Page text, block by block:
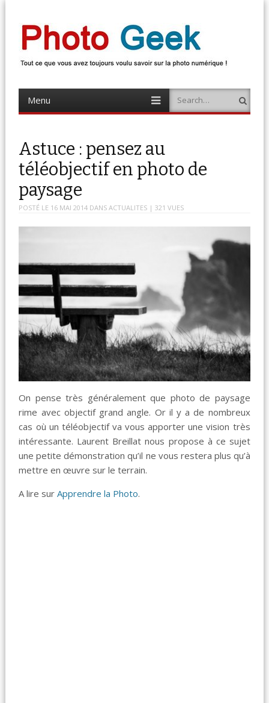
Photo Geek
Menu
content
Search
Astuce : pensez au
téléobjectif en photo de
paysage
POSTÉ LE 16 MAI 2014 DANSACTUALITES | 321 VUES
On pense très généralement que photo de paysage
rime avec objectif grand angle. Or il y a de nombreux
cas où un téléobjectif va vous apporter une vision très
intéressante. Laurent Breillat nous propose à ce sujet
une petite démonstration qu’il ne vous restera plus qu’à
mettre en œuvre sur le terrain.
A lire surApprendre la Photo.